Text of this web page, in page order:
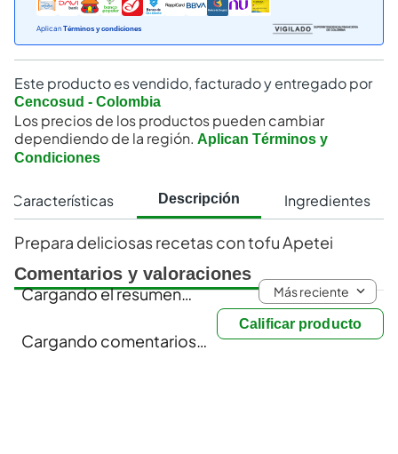
Aplican Términos y condiciones
Este producto es vendido, facturado y entregado por
Cencosud - Colombia
Los precios de los productos pueden cambiar
dependiendo de la región. Aplican Términos y
Condiciones
Características Descripción Ingredientes
Prepara deliciosas recetas con tofu Apetei
Comentarios y valoraciones
Calificar producto
Cargando el resumen… Más reciente
Cargando comentarios…